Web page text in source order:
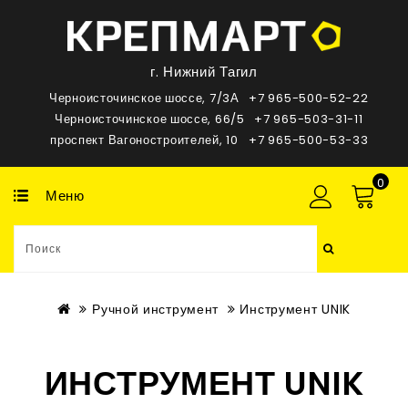
г. Нижний Тагил
Черноисточинское шоссе, 7/3А
+7 965-500-52-22
Черноисточинское шоссе, 66/5
+7 965-503-31-11
проспект Вагоностроителей, 10
+7 965-500-53-33
Меню
0
Ручной инструмент Инструмент UNIK
ИНСТРУМЕНТ UNIK